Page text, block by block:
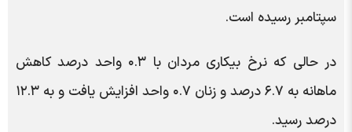
سپتامبر رسیده است.
در حالی که نرخ بیکاری مردان با ۰.۳ واحد درصد کاهش
ماهانه به ۶.۷ درصد و زنان ۰.۷ واحد افزایش یافت و به ۱۲.۳
درصد رسید.